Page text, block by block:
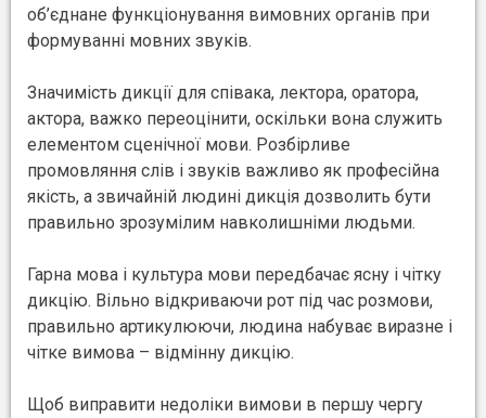
об’єднане функціонування вимовних органів при
формуванні мовних звуків.
Значимість дикції для співака, лектора, оратора,
актора, важко переоцінити, оскільки вона служить
елементом сценічної мови. Розбірливе
промовляння слів і звуків важливо як професійна
якість, а звичайній людині дикція дозволить бути
правильно зрозумілим навколишніми людьми.
Гарна мова і культура мови передбачає ясну і чітку
дикцію. Вільно відкриваючи рот під час розмови,
правильно артикулюючи, людина набуває виразне і
чітке вимова – відмінну дикцію.
Щоб виправити недоліки вимови в першу чергу